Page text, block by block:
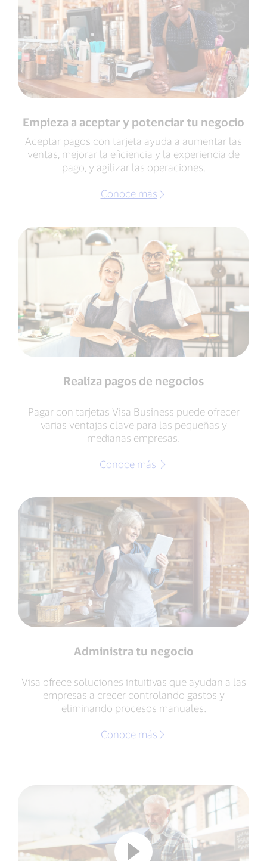
Empieza a aceptar y potenciar tu negocio
Aceptar pagos con tarjeta ayuda a aumentar las
ventas, mejorar la eficiencia y la experiencia de
pago, y agilizar las operaciones.
Conoce más
Realiza pagos de negocios
Pagar con tarjetas Visa Business puede ofrecer
varias ventajas clave para las pequeñas y
medianas empresas.
Conoce más
Administra tu negocio
Visa ofrece soluciones intuitivas que ayudan a las
empresas a crecer controlando gastos y
eliminando procesos manuales.
Conoce más